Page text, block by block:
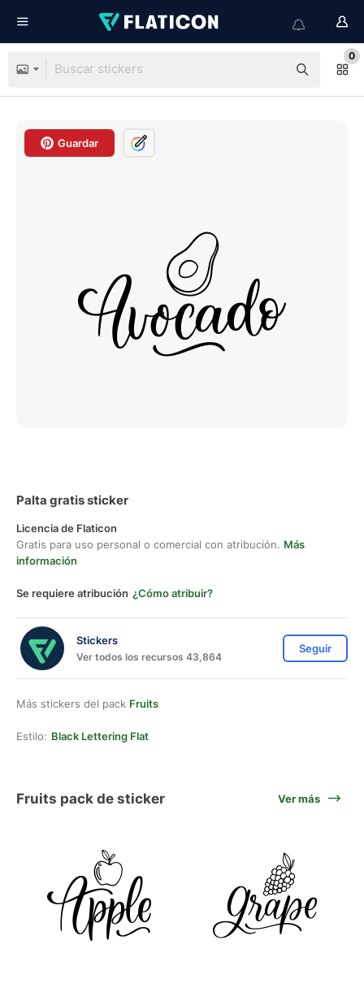
0
Guardar
Palta gratis sticker
Licencia de Flaticon
Gratis para uso personal o comercial con atribución. Más
información
Se requiere atribución ¿Cómo atribuir?
Stickers
Ver todos los recursos 43,864
Seguir
Más stickers del pack Fruits
Estilo: Black Lettering Flat
Fruits pack de sticker Ver más